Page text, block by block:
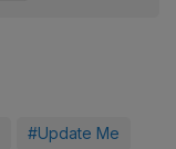
#Update Me